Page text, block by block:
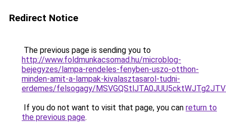
Redirect Notice
The previous page is sending you to
http://www.foldmunkacsomad.hu/microblog-
bejegyzes/lampa-rendeles-fenyben-uszo-otthon-
minden-amit-a-lampak-kivalasztasarol-tudni-
erdemes/felsogagy/
If you do not want to visit that page, you can return to
the previous page.